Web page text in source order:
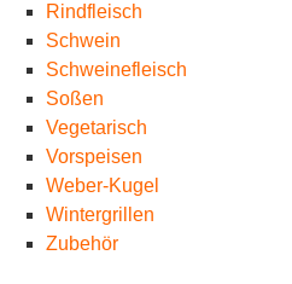
Rindfleisch
Schwein
Schweinefleisch
Soßen
Vegetarisch
Vorspeisen
Weber-Kugel
Wintergrillen
Zubehör